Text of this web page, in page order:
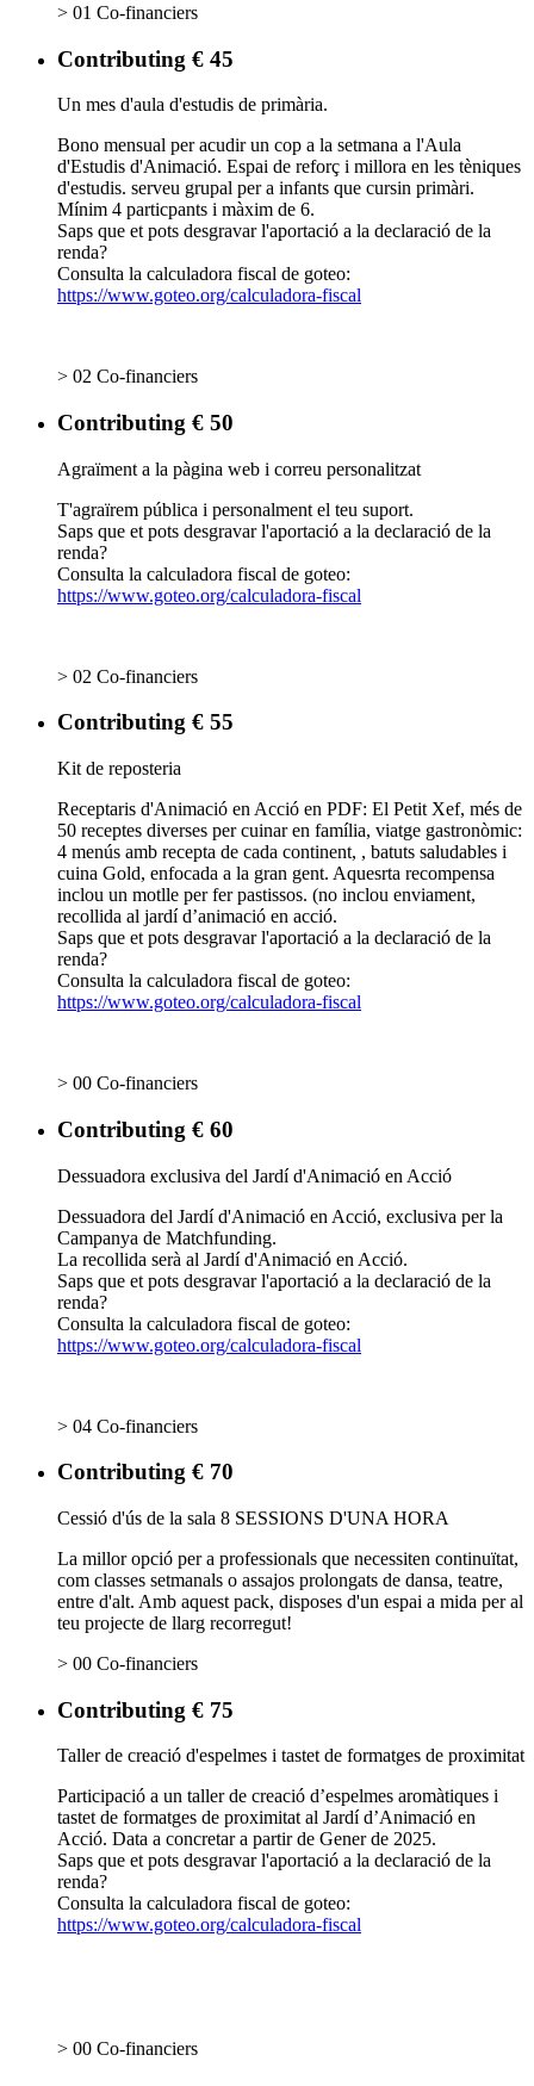
> 01 Co-financiers
Contributing € 45
Un mes d'aula d'estudis de primària.
Bono mensual per acudir un cop a la setmana a l'Aula
d'Estudis d'Animació. Espai de reforç i millora en les tèniques
d'estudis. serveu grupal per a infants que cursin primàri.
Mínim 4 particpants i màxim de 6.
Saps que et pots desgravar l'aportació a la declaració de la
renda?
Consulta la calculadora fiscal de goteo:
https://www.goteo.org/calculadora-fiscal
> 02 Co-financiers
Contributing € 50
Agraïment a la pàgina web i correu personalitzat
T'agraïrem pública i personalment el teu suport.
Saps que et pots desgravar l'aportació a la declaració de la
renda?
Consulta la calculadora fiscal de goteo:
https://www.goteo.org/calculadora-fiscal
> 02 Co-financiers
Contributing € 55
Kit de reposteria
Receptaris d'Animació en Acció en PDF: El Petit Xef, més de
50 receptes diverses per cuinar en família, viatge gastronòmic:
4 menús amb recepta de cada continent, , batuts saludables i
cuina Gold, enfocada a la gran gent. Aquesrta recompensa
inclou un motlle per fer pastissos. (no inclou enviament,
recollida al jardí d’animació en acció.
Saps que et pots desgravar l'aportació a la declaració de la
renda?
Consulta la calculadora fiscal de goteo:
https://www.goteo.org/calculadora-fiscal
> 00 Co-financiers
Contributing € 60
Dessuadora exclusiva del Jardí d'Animació en Acció
Dessuadora del Jardí d'Animació en Acció, exclusiva per la
Campanya de Matchfunding.
La recollida serà al Jardí d'Animació en Acció.
Saps que et pots desgravar l'aportació a la declaració de la
renda?
Consulta la calculadora fiscal de goteo:
https://www.goteo.org/calculadora-fiscal
> 04 Co-financiers
Contributing € 70
Cessió d'ús de la sala 8 SESSIONS D'UNA HORA
La millor opció per a professionals que necessiten continuïtat,
com classes setmanals o assajos prolongats de dansa, teatre,
entre d'alt. Amb aquest pack, disposes d'un espai a mida per al
teu projecte de llarg recorregut!
> 00 Co-financiers
Contributing € 75
Taller de creació d'espelmes i tastet de formatges de proximitat
Participació a un taller de creació d’espelmes aromàtiques i
tastet de formatges de proximitat al Jardí d’Animació en
Acció. Data a concretar a partir de Gener de 2025.
Saps que et pots desgravar l'aportació a la declaració de la
renda?
Consulta la calculadora fiscal de goteo:
https://www.goteo.org/calculadora-fiscal
> 00 Co-financiers